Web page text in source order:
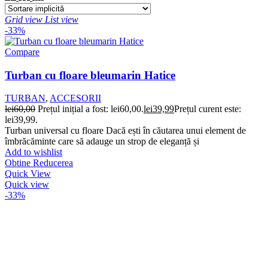
Grid view List view
-33%
Compare
Turban cu floare bleumarin Hatice
TURBAN, ACCESORII
lei60,00 Prețul inițial a fost: lei60,00.lei39,99Prețul curent este:
lei39,99.
Turban universal cu floare Dacă ești în căutarea unui element de
îmbrăcăminte care să adauge un strop de eleganță și
Add to wishlist
Obtine Reducerea
Quick View
Quick view
-33%